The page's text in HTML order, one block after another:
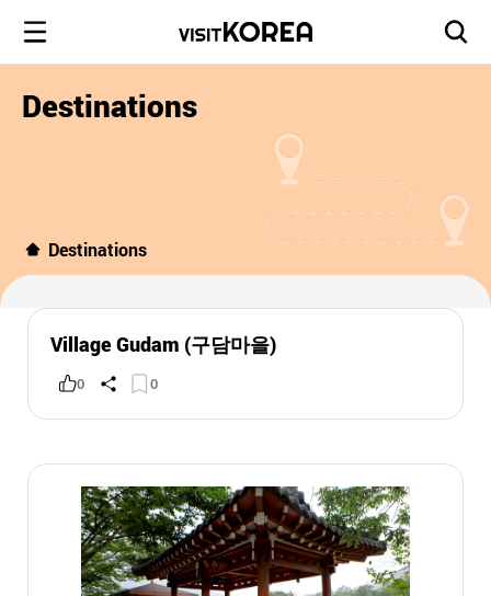
Destinations
Destinations
Village Gudam (구담마을)
0 0